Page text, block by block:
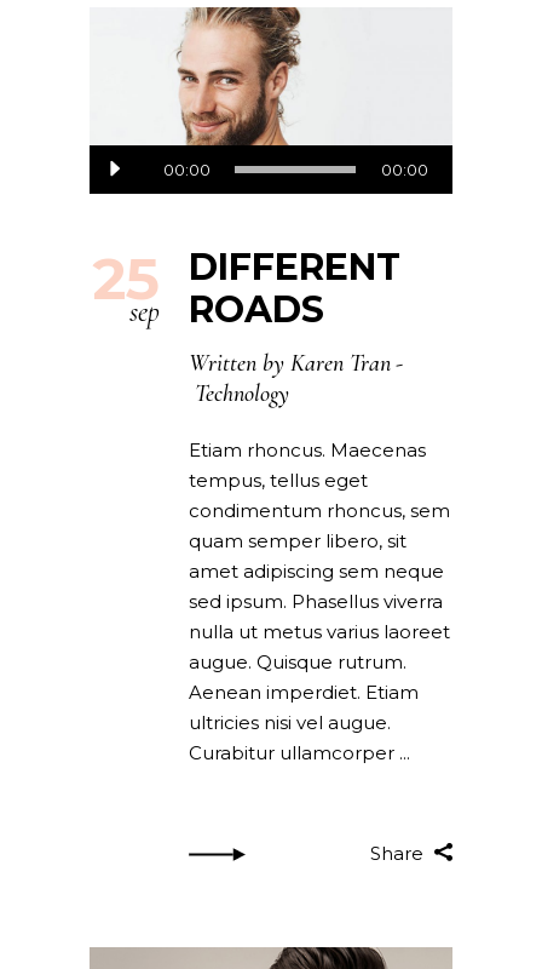
Audio
Player
00:00 00:00
25
sep
DIFFERENT
ROADS
Written by Karen Tran
Technology
Etiam rhoncus. Maecenas
tempus, tellus eget
condimentum rhoncus, sem
quam semper libero, sit
amet adipiscing sem neque
sed ipsum. Phasellus viverra
nulla ut metus varius laoreet
augue. Quisque rutrum.
Aenean imperdiet. Etiam
ultricies nisi vel augue.
Curabitur ullamcorper
Share